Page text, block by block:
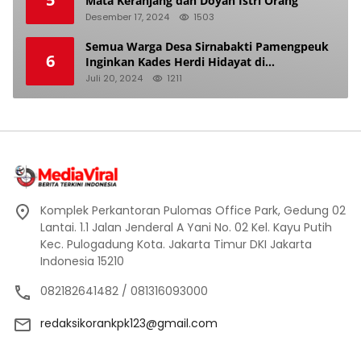
Desember 17, 2024 1503
6
Semua Warga Desa Sirnabakti Pamengpeuk
Inginkan Kades Herdi Hidayat di
Berhentikan Dari Jabatan nya
Juli 20, 2024 1211
Komplek Perkantoran Pulomas Office Park, Gedung 02
Lantai. 1.1 Jalan Jenderal A Yani No. 02 Kel. Kayu Putih
Kec. Pulogadung Kota. Jakarta Timur DKI Jakarta
Indonesia 15210
082182641482 / 081316093000
redaksikorankpk123@gmail.com